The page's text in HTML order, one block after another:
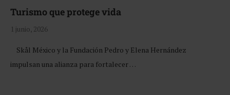
Turismo que protege vida
1 junio, 2026
Skål México y la Fundación Pedro y Elena Hernández
impulsan una alianza para fortalecer …